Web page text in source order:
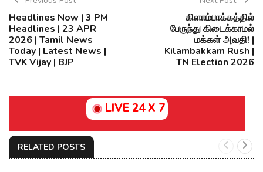
Headlines Now | 3 PM
Headlines | 23 APR
2026 | Tamil News
Today | Latest News |
TVK Vijay | BJP
கிளாம்பாக்கத்தில்
பேருந்து கிடைக்காமல்
மக்கள் அவதி! |
Kilambakkam Rush |
TN Election 2026
LIVE 24 X 7
RELATED POSTS